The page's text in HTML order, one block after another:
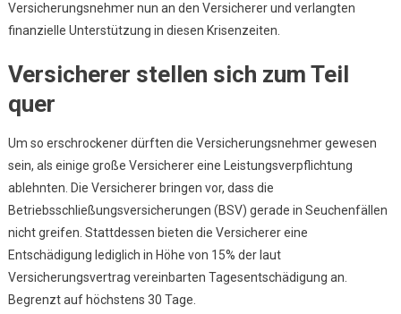
Versicherungsnehmer nun an den Versicherer und verlangten
finanzielle Unterstützung in diesen Krisenzeiten.
Versicherer stellen sich zum Teil
quer
Um so erschrockener dürften die Versicherungsnehmer gewesen
sein, als einige große Versicherer eine Leistungsverpflichtung
ablehnten. Die Versicherer bringen vor, dass die
Betriebsschließungsversicherungen (BSV) gerade in Seuchenfällen
nicht greifen. Stattdessen bieten die Versicherer eine
Entschädigung lediglich in Höhe von 15% der laut
Versicherungsvertrag vereinbarten Tagesentschädigung an.
Begrenzt auf höchstens 30 Tage.